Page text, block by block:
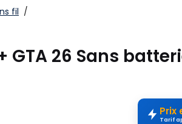
fil /
GTA 26 Sans
Prix
Tarif